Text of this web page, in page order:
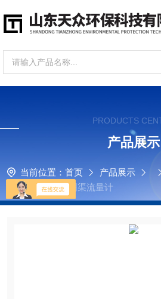
PRODUCTS
产品展示
当前位置： 首页 产品展示
TZ-M850便携式明渠流量计